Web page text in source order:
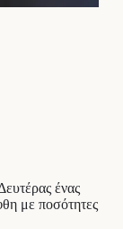
ένας
με ποσότητες